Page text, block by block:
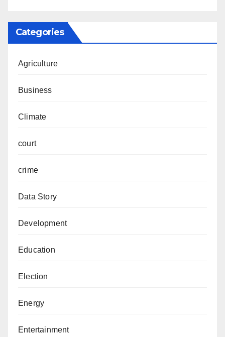
Categories
Agriculture
Business
Climate
court
crime
Data Story
Development
Education
Election
Energy
Entertainment